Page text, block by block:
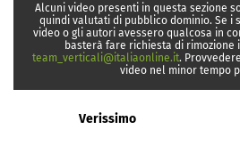
Alcuni video presenti in questa sezione
quindi valutati di pubblico dominio. Se i
video o gli autori avessero qualcosa in
basterà fare richiesta di rimozione
team_verticali@italiaonline.it.
video nel minor tempo
Verissimo